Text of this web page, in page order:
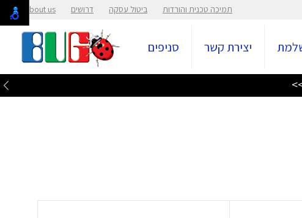
תמיכה טכנית והורדות ביטול עסקה דרושים About us
יצירת קשר סניפים